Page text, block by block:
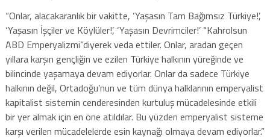
“Onlar, alacakaranlık bir vakitte, ‘Yaşasın Tam Bağımsız Türkiye!’,
‘Yaşasın İşçiler ve Köylüler!’, ‘Yaşasın Devrimciler!’ “Kahrolsun
ABD Emperyalizmi”diyerek veda ettiler. Onlar, aradan geçen
yıllara karşın gençliğin ve ezilen Türkiye halkının yüreğinde ve
bilincinde yaşamaya devam ediyorlar. Onlar da sadece Türkiye
halkının değil, Ortadoğu’nun ve tüm dünya halklarının emperyalist
kapitalist sistemin cenderesinden kurtuluş mücadelesinde etkili
bir yer almak için en öne atıldılar. Bu yüzden emperyalist sisteme
karşı verilen mücadelelerde esin kaynağı olmaya devam ediyorlar.”